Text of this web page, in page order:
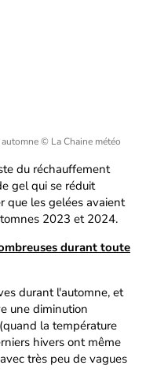
© La Chaine météo
du réchauffement
gel qui se réduit
que les gelées avaient
2023 et 2024.
durant toute
durant l'automne, et
une diminution
la température
hivers ont même
très peu de vagues